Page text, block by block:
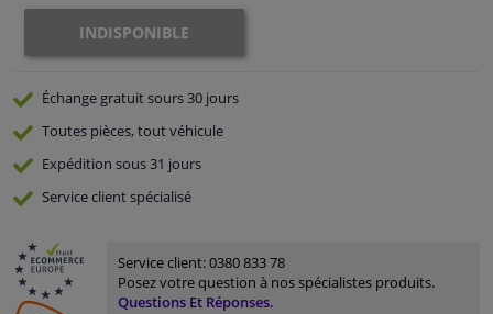
Promotions et réductions
Capteurs & électronique
INDISPONIBLE
Échange gratuitsours 30 jours
Toutes pièces, tout véhicule
Expédition sous 31 jours
Serviceclient spécialisé
Service client:0380 833 78
Posez votre question à nos spécialistes produits.
Questions Et Réponses.